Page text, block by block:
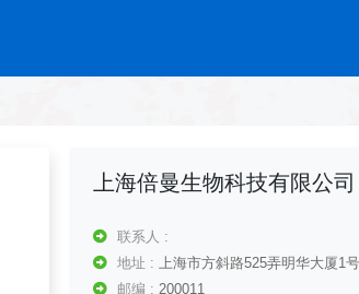
上海倍曼生物科技有限公司
联系人 :
地址 : 上海市方斜路525弄明华大厦1
邮编 : 200011